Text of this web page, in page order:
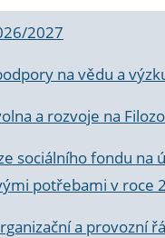
2027
na vědu a
a rozvoje na
sociálního fondu na
potřebami v roce
a provozní